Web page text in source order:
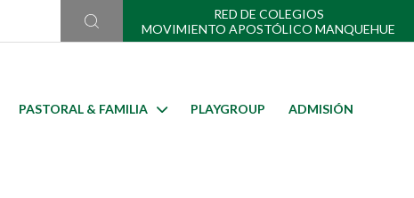
RED DE COLEGIOS
MOVIMIENTO APOSTÓLICO MANQUEHUE
PASTORAL & FAMILIA PLAYGROUP ADMISIÓN